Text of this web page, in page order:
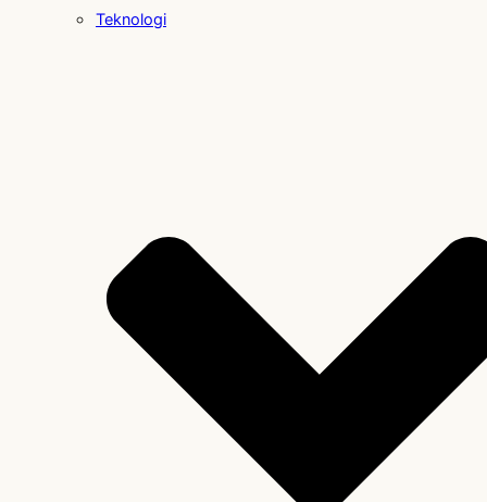
Teknologi